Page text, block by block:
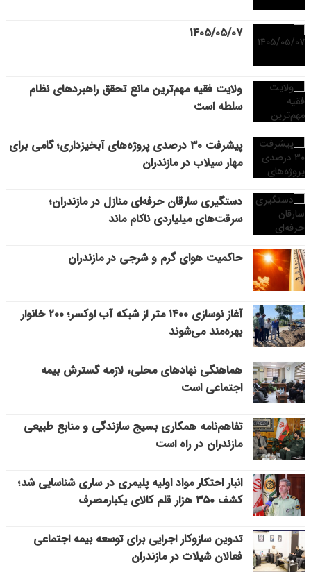
۱۴۰۵/۰۵/۰۷
ولایت فقیه مهم‌ترین مانع تحقق راهبردهای نظام
سلطه است
پیشرفت ۳۰ درصدی پروژه‌های آبخیزداری؛ گامی برای
مهار سیلاب در مازندران
دستگیری سارقان حرفه‌ای منازل در مازندران؛
سرقت‌های میلیاردی ناکام ماند
حاکمیت هوای گرم و شرجی در مازندران
آغاز نوسازی ۱۴۰۰ متر از شبکه آب اوکسر؛ ۲۰۰ خانوار
بهره‌مند می‌شوند
هماهنگی نهادهای محلی، لازمه گسترش بیمه
اجتماعی است
تفاهم‌نامه همکاری بسیج سازندگی و منابع طبیعی
مازندران در راه است
انبار احتکار مواد اولیه پلیمری در ساری شناسایی شد؛
کشف ۳۵۰ هزار قلم کالای یکبارمصرف
تدوین سازوکار اجرایی برای توسعه بیمه اجتماعی
فعالان شیلات در مازندران